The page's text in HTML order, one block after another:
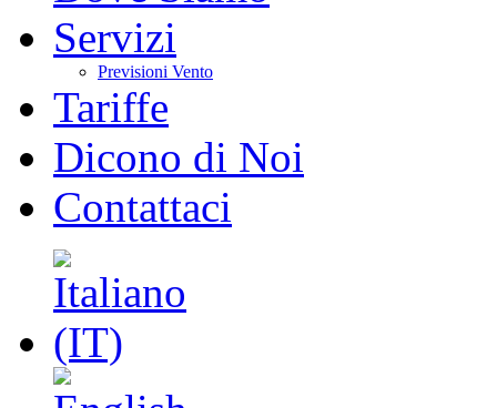
Servizi
Previsioni Vento
Tariffe
Dicono di Noi
Contattaci